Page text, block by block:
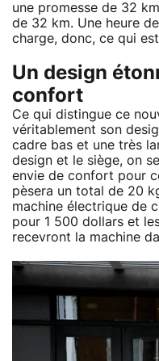
une promesse de 32
de 32 km. Une heure
charge, donc, ce qui
Un design
confort
Ce qui distingue ce
véritablement son
cadre bas et une très
design et le siège, on
envie de confort pour
pèsera un total de 20
machine électrique de
pour 1 500 dollars et
recevront la machine